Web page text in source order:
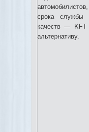
срока службы
качеств — KFT
альтернативу.